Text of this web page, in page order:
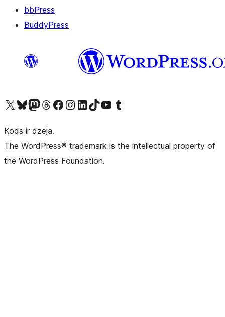
bbPress
BuddyPress
Apmeklējiet mūsu X (agrāk Twitter) kontu
Apmeklējiet mūsu Bluesky kontu
Apmeklējiet mūsu Mastodon kontu
Apmeklējiet mūsu Threads kontu
Apmeklējiet mūsu Facebook lapuApmeklējiet mūsu Instagram kontu
Apmeklējiet mūsu LinkedIn kontu
Apmeklējiet mūsu TikTok kontu
Apmeklējiet mūsu YouTube kanālu
Apmeklējiet mūsu Tumblr kontu
Kods ir dzeja.
The WordPress® trademark is the intellectual property of
the WordPress Foundation.